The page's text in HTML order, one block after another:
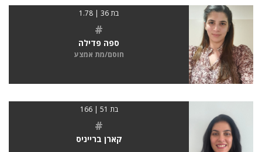
בת 36 | 1.78
#
ספה פדילה
חוסם/מת אמצע
בת 51 | 166
#
קארן ברייניס